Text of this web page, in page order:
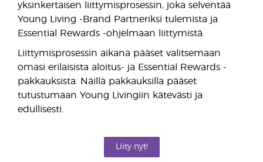
yksinkertaisen liittymisprosessin, joka selventää
Young Living -Brand Partneriksi tulemista ja
Essential Rewards -ohjelmaan liittymistä.
Liittymisprosessin aikana pääset valitsemaan
omasi erilaisista aloitus- ja Essential Rewards -
pakkauksista. Näillä pakkauksilla pääset
tutustumaan Young Livingiin kätevästi ja
edullisesti.
Liity nyt!